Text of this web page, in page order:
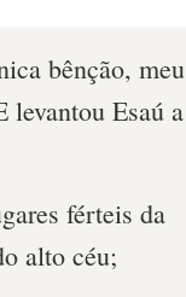
bênção, meu
levantou Esaú a
férteis da
alto céu;